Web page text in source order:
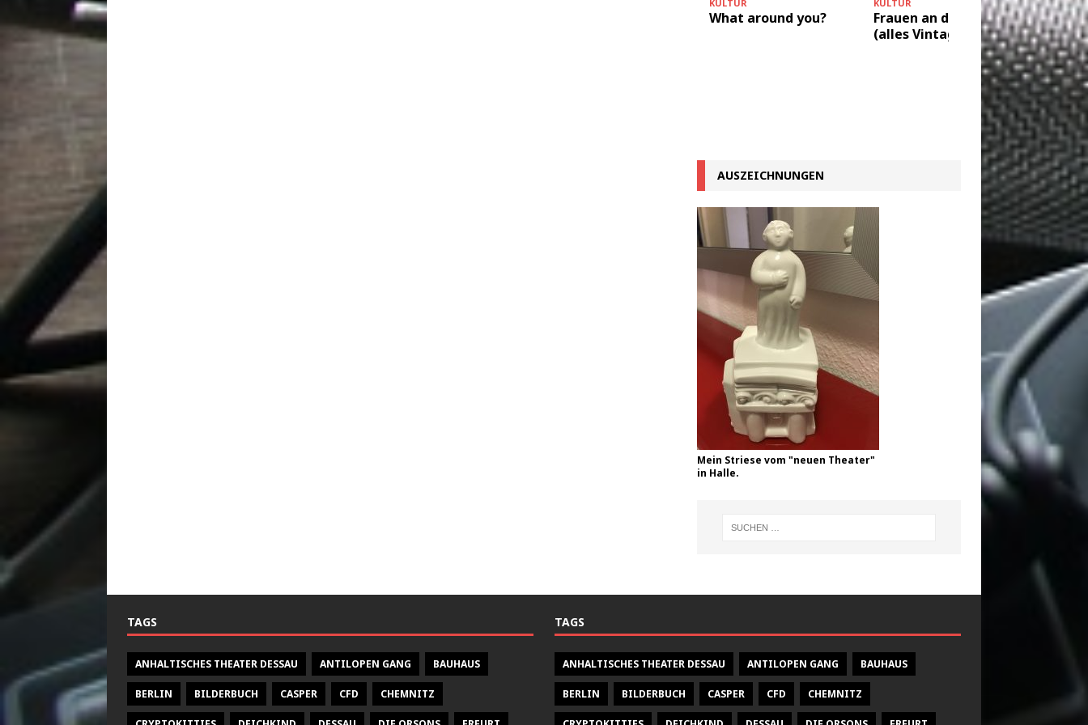
KULTUR
What around you?
KULTUR
Frauen an die Macht
(alles Vintage)
KULTUR
Leise
AUSZEICHNUNGEN
Mein Striese vom "neuen Theater"
in Halle.
TAGS
ANHALTISCHES THEATER DESSAU ANTILOPEN GANG BAUHAUS
BERLIN BILDERBUCH CASPER CFD CHEMNITZ
TAGS
ANHALTISCHES THEATER DESSAU ANTILOPEN GANG BAUHAUS
BERLIN BILDERBUCH CASPER CFD CHEMNITZ